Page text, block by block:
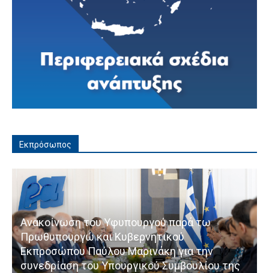
Εκπρόσωπος
Ανακοίνωση του Υφυπουργού παρά τω
Πρωθυπουργώ και Κυβερνητικού
Εκπροσώπου Παύλου Μαρινάκη για την
συνεδρίαση του Υπουργικού Συμβουλίου της